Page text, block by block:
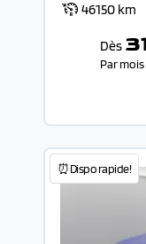
46150 km
Dès
Par mois
⏰Dispo rapide!